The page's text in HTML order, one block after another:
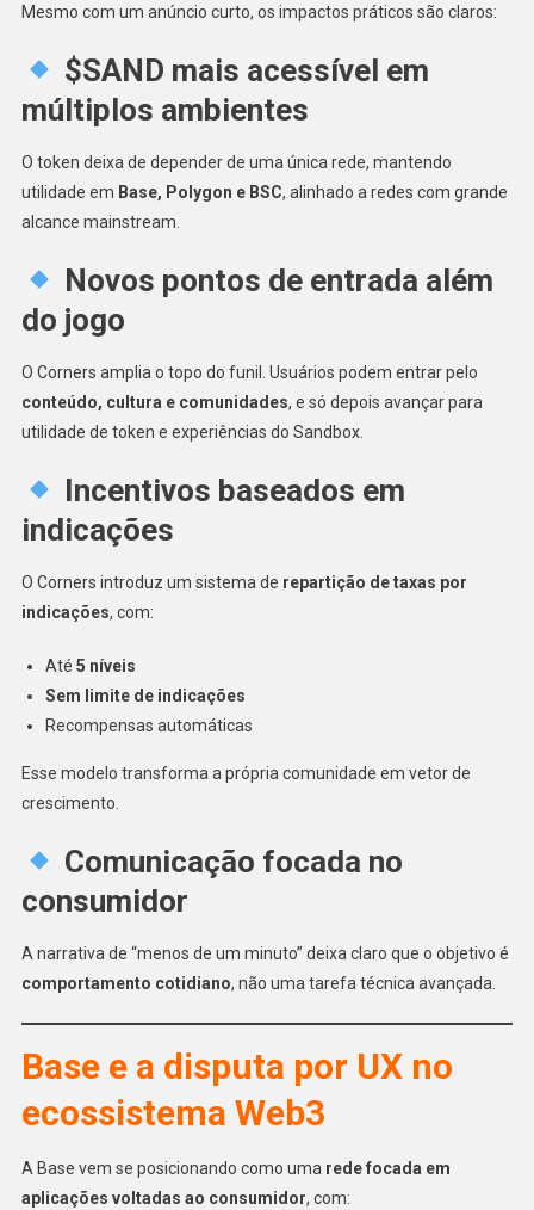
Mesmo com um anúncio curto, os impactos práticos são claros:
$SAND mais acessível em
múltiplos ambientes
O token deixa de depender de uma única rede, mantendo
utilidade em Base, Polygon e BSC, alinhado a redes com grande
alcance mainstream.
Novos pontos de entrada além
do jogo
O Corners amplia o topo do funil. Usuários podem entrar pelo
conteúdo, cultura e comunidades, e só depois avançar para
utilidade de token e experiências do Sandbox.
Incentivos baseados em
indicações
O Corners introduz um sistema de repartição de taxas por
indicações, com:
Até 5 níveis
Sem limite de indicações
Recompensas automáticas
Esse modelo transforma a própria comunidade em vetor de
crescimento.
Comunicação focada no
consumidor
A narrativa de “menos de um minuto” deixa claro que o objetivo é
comportamento cotidiano, não uma tarefa técnica avançada.
Base e a disputa por UX no
ecossistema Web3
A Base vem se posicionando como uma rede focada em
aplicações voltadas ao consumidor, com: